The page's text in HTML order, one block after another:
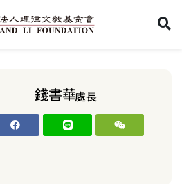
錢書華處長